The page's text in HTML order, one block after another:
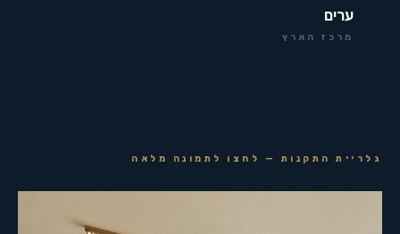
ערים
מרכז הארץ
גלריית התקנות — לחצו לתמונה מלאה